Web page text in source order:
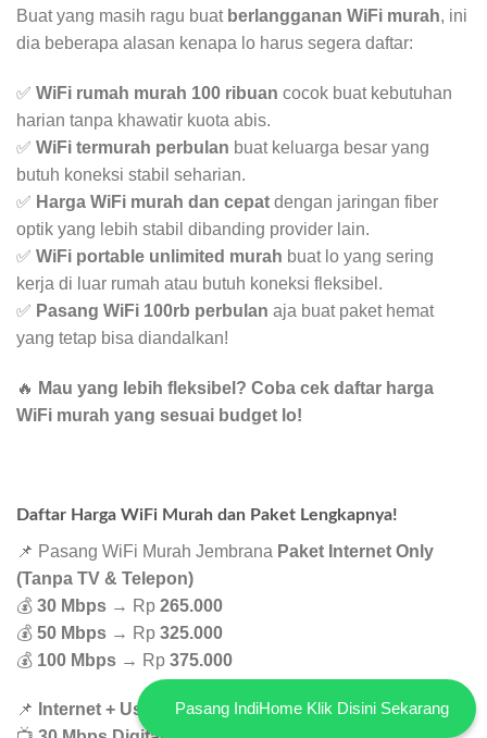
Buat yang masih ragu buat berlangganan WiFi murah, ini
dia beberapa alasan kenapa lo harus segera daftar:
✅ WiFi rumah murah 100 ribuan cocok buat kebutuhan
harian tanpa khawatir kuota abis.
✅ WiFi termurah perbulan buat keluarga besar yang
butuh koneksi stabil seharian.
✅ Harga WiFi murah dan cepat dengan jaringan fiber
optik yang lebih stabil dibanding provider lain.
✅ WiFi portable unlimited murah buat lo yang sering
kerja di luar rumah atau butuh koneksi fleksibel.
✅ Pasang WiFi 100rb perbulan aja buat paket hemat
yang tetap bisa diandalkan!
🔥 Mau yang lebih fleksibel? Coba cek daftar harga
WiFi murah yang sesuai budget lo!
Daftar Harga WiFi Murah dan Paket Lengkapnya!
📌 Pasang WiFi Murah Jembrana Paket Internet Only
(Tanpa TV & Telepon)
💰 30 Mbps → Rp 265.000
💰 50 Mbps → Rp 325.000
💰 100 Mbps → Rp 375.000
📌
Internet + UseeTVPasang IndiHome Klik Disini Sekarang